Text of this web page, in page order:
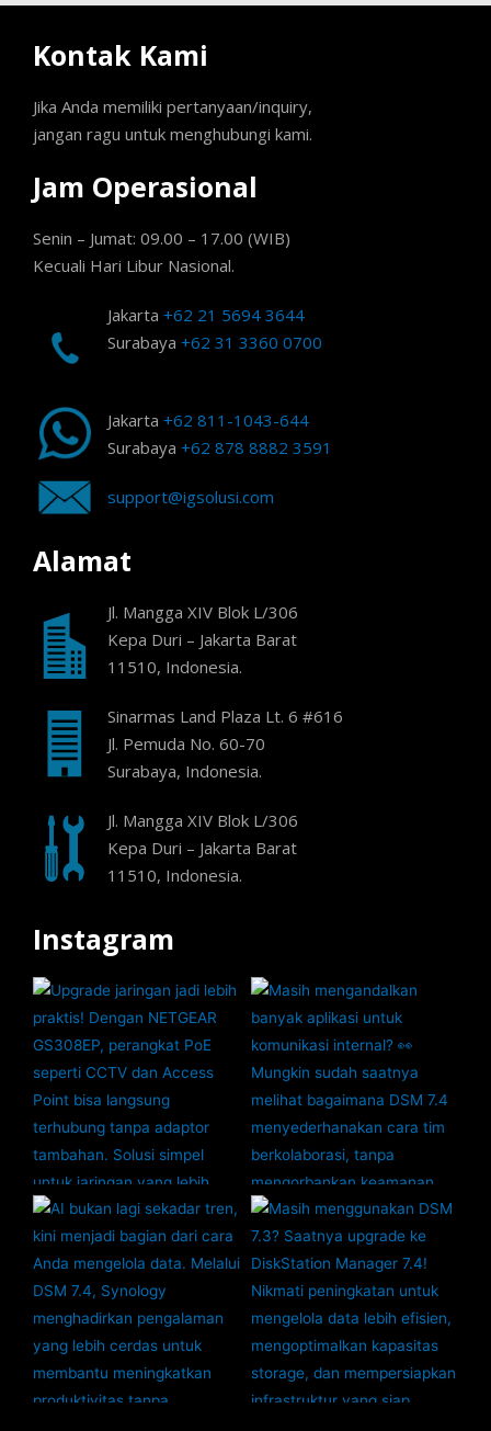
Kontak Kami
Jika Anda memiliki pertanyaan/inquiry,
jangan ragu untuk menghubungi kami.
Jam Operasional
Senin – Jumat: 09.00 – 17.00 (WIB)
Kecuali Hari Libur Nasional.
Jakarta +62 21 5694 3644
Surabaya +62 31 3360 0700
Jakarta +62 811-1043-644
Surabaya +62 878 8882 3591
support@igsolusi.com
Alamat
Jl. Mangga XIV Blok L/306
Kepa Duri – Jakarta Barat
11510, Indonesia.
Sinarmas Land Plaza Lt. 6 #616
Jl. Pemuda No. 60-70
Surabaya, Indonesia.
Jl. Mangga XIV Blok L/306
Kepa Duri – Jakarta Barat
11510, Indonesia.
Instagram